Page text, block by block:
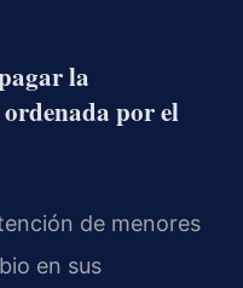
la
por el
de menores
en sus